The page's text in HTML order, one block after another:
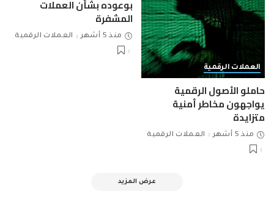
العملات الرقمية
حاملو الأصول الرقمية
يواجهون مخاطر أمنية
متزايدة
منذ 5 أشهر العملات الرقمية
بوعوده بشأن العملات
المشفرة
منذ 5 أشهر العملات الرقمية
عرض المزيد